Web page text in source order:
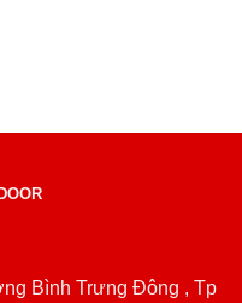
Bình Trưng Đông , Tp